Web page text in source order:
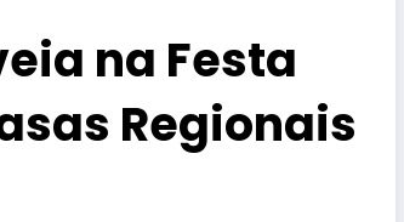
na Festa
Regionais